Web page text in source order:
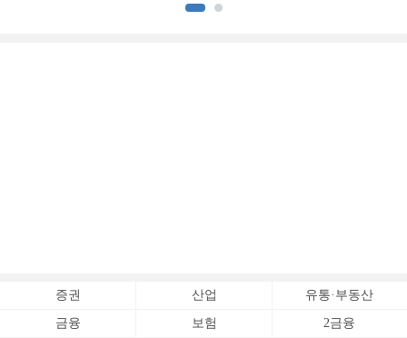
증권 산업 유통·부동산
금융 보험 2금융